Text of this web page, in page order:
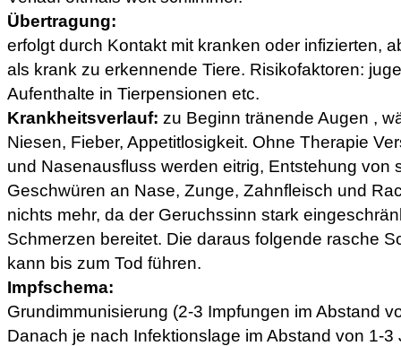
Übertragung:
erfolgt durch Kontakt mit kranken oder infizierten,
als krank zu erkennende Tiere. Risikofaktoren:
Aufenthalte in Tierpensionen etc.
Krankheitsverlauf: zu Beginn tränende Augen ,
Niesen, Fieber, Appetitlosigkeit. Ohne Therapie
und Nasenausfluss werden eitrig, Entstehung von
Geschwüren an Nase, Zunge, Zahnfleisch und
nichts mehr, da der Geruchssinn stark
Schmerzen bereitet. Die daraus folgende rasche
kann bis zum Tod führen.
Impfschema:
Grundimmunisierung (2-3 Impfungen im Abstand
Danach je nach Infektionslage im Abstand von 1-3